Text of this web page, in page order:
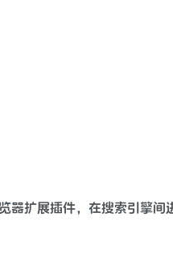
器扩展插件，在搜索引擎间